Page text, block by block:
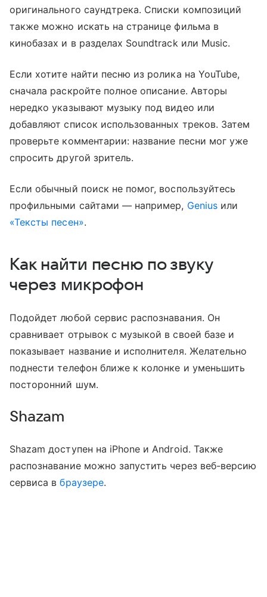
оригинального саундтрека. Списки композиций
также можно искать на странице фильма в
кинобазах и в разделах Soundtrack или Music.
Если хотите найти песню из ролика на YouTube,
сначала раскройте полное описание. Авторы
нередко указывают музыку под видео или
добавляют список использованных треков. Затем
проверьте комментарии: название песни мог уже
спросить другой зритель.
Если обычный поиск не помог, воспользуйтесь
профильными сайтами — например, Geniusили
«Тексты песен».
Как найти песню по звуку
через микрофон
Подойдет любой сервис распознавания. Он
сравнивает отрывок с музыкой в своей базе и
показывает название и исполнителя. Желательно
поднести телефон ближе к колонке и уменьшить
посторонний шум.
Shazam
Shazam доступен на iPhone и Android. Также
распознавание можно запустить через веб-версию
сервиса вбраузере.